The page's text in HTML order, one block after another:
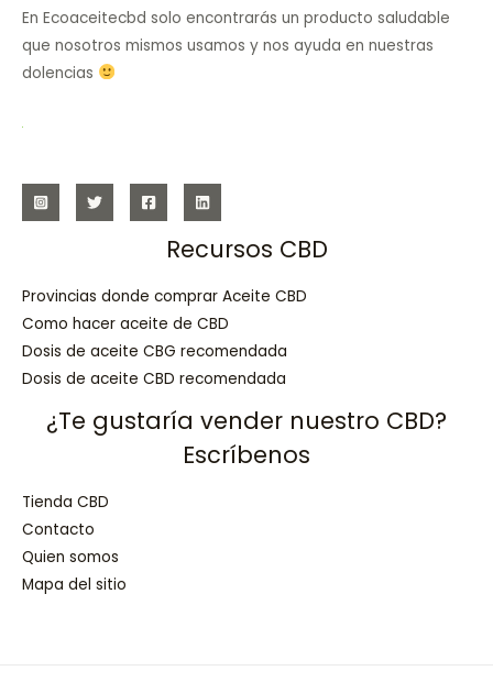
En Ecoaceitecbd solo encontrarás un producto saludable
que nosotros mismos usamos y nos ayuda en nuestras
dolencias
Recursos CBD
Provincias donde comprar Aceite CBD
Como hacer aceite de CBD
Dosis de aceite CBG recomendada
Dosis de aceite CBD recomendada
¿Te gustaría vender nuestro CBD?
Escríbenos
Tienda CBD
Contacto
Quien somos
Mapa del sitio